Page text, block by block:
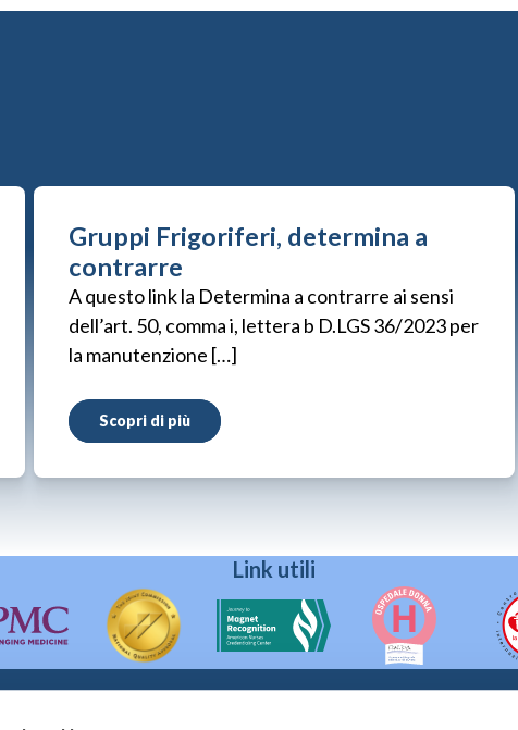
Gruppi Frigoriferi, determina a
contrarre
A questo link la Determina a contrarre ai sensi
dell’art. 50, comma i, lettera b D.LGS 36/2023 per
la manutenzione […]
Scopri di più
Link utili